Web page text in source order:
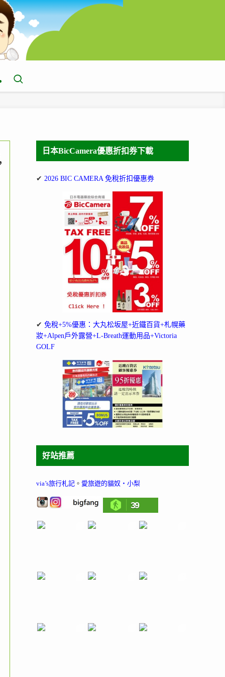
日本BicCamera優惠折扣券下載
✔ 2026 BIC CAMERA 免稅折扣優惠券
✔ 免稅+5%優惠：大丸松坂屋+近鐵百貨+札幌藥
妝+Alpen戶外露營+L-Breath運動用品+Victoria
GOLF
好站推薦
via’s旅行札記 。 愛旅遊的貓奴‧小梨
39